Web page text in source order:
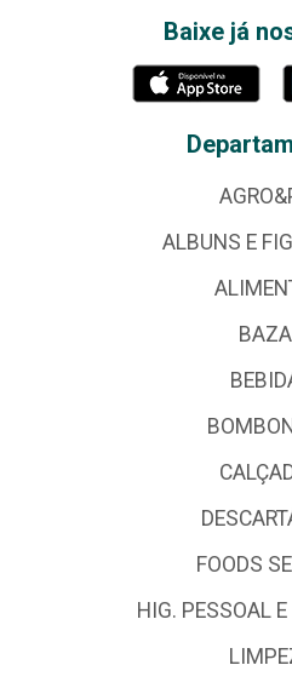
Baixe já
ALBUNS E
FOODS
HIG. PESSOAL